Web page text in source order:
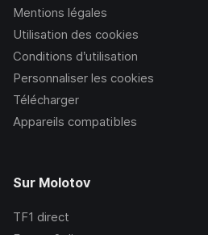
Mentions légales
Utilisation des cookies
Conditions d’utilisation
Personnaliser les cookies
Télécharger
Appareils compatibles
Sur Molotov
TF1 direct